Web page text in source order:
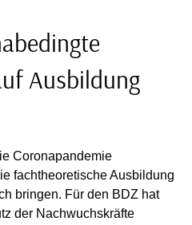
Ausbildung
Coronapandemie
fachtheoretische Ausbildung
bringen. Für den BDZ hat
der Nachwuchskräfte